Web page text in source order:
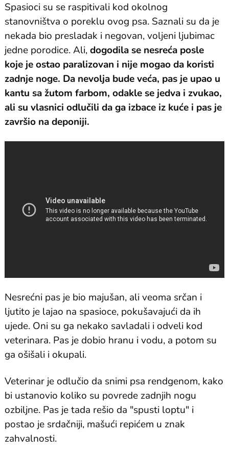
Spasioci su se raspitivali kod okolnog
stanovništva o poreklu ovog psa. Saznali su da je
nekada bio presladak i negovan, voljeni ljubimac
jedne porodice. Ali,dogodila se nesreća posle
koje je ostao paralizovan i nije mogao da koristi
zadnje noge. Da nevolja bude veća, pas je upao u
kantu sa žutom farbom, odakle se jedva i zvukao,
ali su vlasnici odlučili da ga izbace iz kuće i pas je
završio na deponiji.
Nesrećni pas je bio majušan, ali veoma srčan i
ljutito je lajao na spasioce, pokušavajući da ih
ujede. Oni su ga nekako savladali i odveli kod
veterinara. Pas je dobio hranu i vodu, a potom su
ga ošišali i okupali.
Veterinar je odlučio da snimi psa rendgenom, kako
bi ustanovio koliko su povrede zadnjih nogu
ozbiljne. Pas je tada rešio da "spusti loptu" i
postao je srdačniji, mašući repićem u znak
zahvalnosti.